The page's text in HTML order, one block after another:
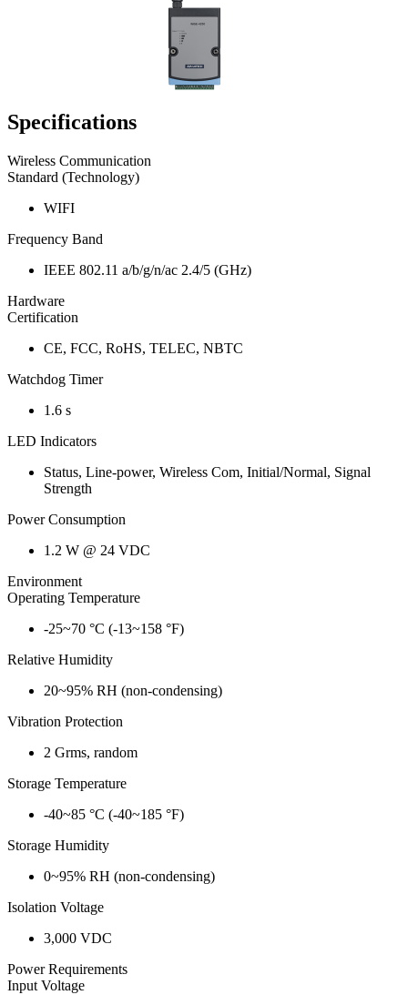
Specifications
Wireless Communication
Standard (Technology)
WIFI
Frequency Band
IEEE 802.11 a/b/g/n/ac 2.4/5 (GHz)
Hardware
Certification
CE, FCC, RoHS, TELEC, NBTC
Watchdog Timer
1.6 s
LED Indicators
Status, Line-power, Wireless Com, Initial/Normal, Signal
Strength
Power Consumption
1.2 W @ 24 VDC
Environment
Operating Temperature
-25~70 °C (-13~158 °F)
Relative Humidity
20~95% RH (non-condensing)
Vibration Protection
2 Grms, random
Storage Temperature
-40~85 °C (-40~185 °F)
Storage Humidity
0~95% RH (non-condensing)
Isolation Voltage
3,000 VDC
Power Requirements
Input Voltage